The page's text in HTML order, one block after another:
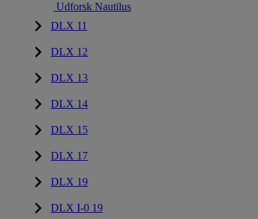
Udforsk Nautilus
DLX 11
DLX 12
DLX 13
DLX 14
DLX 15
DLX 17
DLX 19
DLX I-0 19